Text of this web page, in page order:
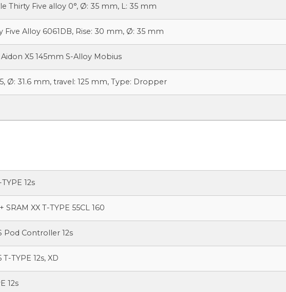
Thirty Five alloy 0°, Ø: 35 mm, L: 35 mm
Five Alloy 6061DB, Rise: 30 mm, Ø: 35 mm
X5 145mm S-Alloy Mobius
Ø: 31.6 mm, travel: 125 mm, Type: Dropper
12s
XX T-TYPE 55CL 160
Pod Controller 12s
TYPE 12s, XD
12s